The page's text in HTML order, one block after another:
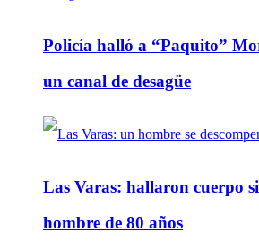
Policía halló a “Paquito”
un canal de desagüe
Las Varas: hallaron cuerpo
hombre de 80 años